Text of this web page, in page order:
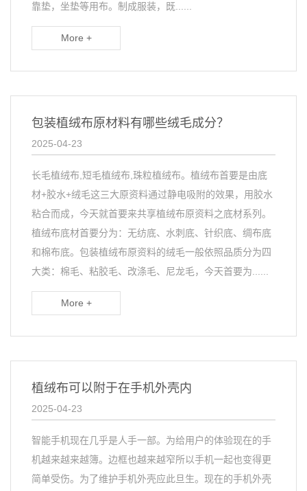
靠垫，坐垫等用布。制成服装，既......
More +
包装植绒布原材料有哪些绒毛成分？
2025-04-23
长毛植绒布,短毛植绒布,珠粒植绒布。植绒布首要是由底
材+胶水+绒毛这三大原资料通过静电吸附的效果，用胶水
粘合而成，今天就首要来共享植绒布原资料之底材系列。
植绒布底材首要分为：无纺底、水刺底、针织底、绸布底
和棉布底。包装植绒布原资料的绒毛一般依照品质分为四
大类：棉毛、粘胶毛、改涤毛、尼龙毛，今天首要为......
More +
植绒布可以附于在手机外壳内
2025-04-23
智能手机现在几乎是人手一部。为给用户的体验现在的手
机越来越来越簿。边框也越来越窄所以手机一起也变得更
简单受伤。为了维护手机外壳应此旦生。现在的手机外壳